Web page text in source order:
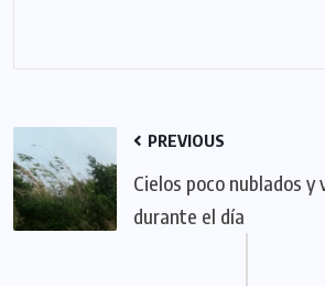
PREVIOUS
Cielos poco nublados
durante el día